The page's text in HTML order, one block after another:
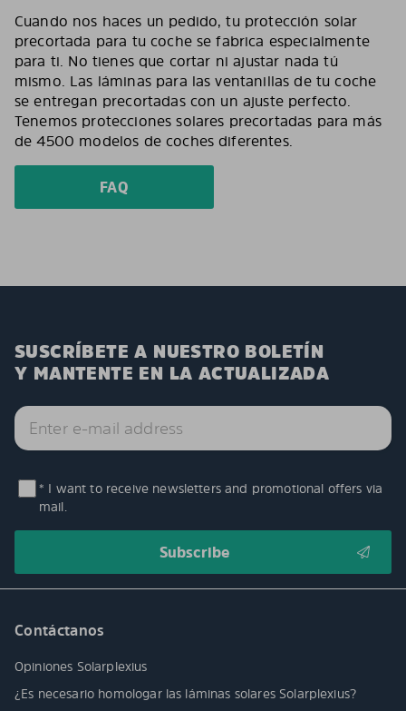
Cuando nos haces un pedido, tu protección solar
precortada para tu coche se fabrica especialmente
para ti. No tienes que cortar ni ajustar nada tú
mismo. Las láminas para las ventanillas de tu coche
se entregan precortadas con un ajuste perfecto.
Tenemos protecciones solares precortadas para más
de 4500 modelos de coches diferentes.
FAQ
SUSCRÍBETE A NUESTRO BOLETÍN
Y MANTENTE EN LA ACTUALIZADA
* I want to receive newsletters and promotional offers via
mail.
Contáctanos
Opiniones Solarplexius
¿Es necesario homologar las láminas solares Solarplexius?